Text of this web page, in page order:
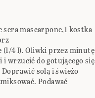
sera mascarpone,1 kostka
(1/4 l). Oliwki przez minutę
wrzucić do gotującego się
solą i świeżo
Podawać